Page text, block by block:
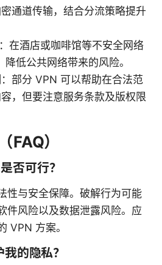
通道传输，结合分流策略提升
在酒店或咖啡馆等不安全网络
低公共网络带来的风险。
部分 VPN 可以帮助在合法范
，但要注意服务条款及版权限
FAQ）
否可行？
性与安全保障。破解行为可能
件风险以及数据泄露风险。应
VPN 方案。
的隐私？